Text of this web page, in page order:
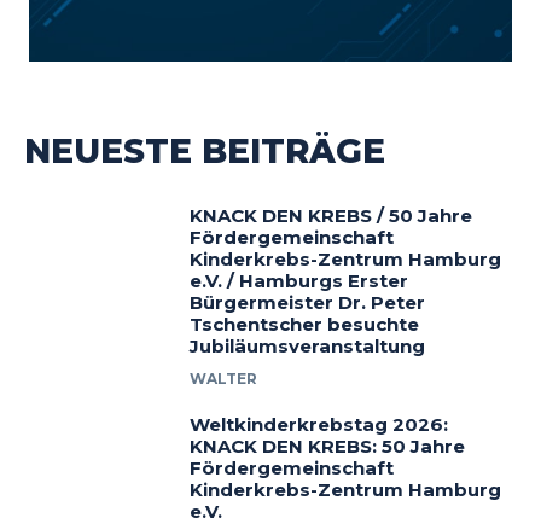
NEUESTE BEITRÄGE
KNACK DEN KREBS / 50 Jahre
Fördergemeinschaft
Kinderkrebs-Zentrum Hamburg
e.V. / Hamburgs Erster
Bürgermeister Dr. Peter
Tschentscher besuchte
Jubiläumsveranstaltung
WALTER
Weltkinderkrebstag 2026:
KNACK DEN KREBS: 50 Jahre
Fördergemeinschaft
Kinderkrebs-Zentrum Hamburg
e.V.